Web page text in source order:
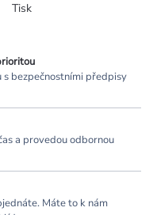
Tisk
bezpečnostními předpisy
a provedou odbornou
Máte to k nám